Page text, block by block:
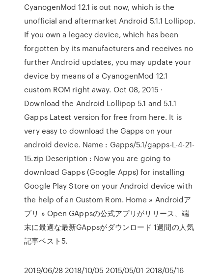
CyanogenMod 12.1 is out now, which is the
unofficial and aftermarket Android 5.1.1 Lollipop.
If you own a legacy device, which has been
forgotten by its manufacturers and receives no
further Android updates, you may update your
device by means of a CyanogenMod 12.1
custom ROM right away. Oct 08, 2015 ·
Download the Android Lollipop 5.1 and 5.1.1
Gapps Latest version for free from here. It is
very easy to download the Gapps on your
android device. Name : Gapps/5.1/gapps-L-4-21-
15.zip Description : Now you are going to
download Gapps (Google Apps) for installing
Google Play Store on your Android device with
the help of an Custom Rom. Home » Androidア
プリ » Open GAppsの公式アプリがリリース、端
末に最適な最新GAppsがダウンロード 1週間の人気
記事ベスト5.
2019/06/28 2018/10/05 2015/05/01 2018/05/16